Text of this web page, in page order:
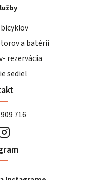
a batérií
rezervácia
sediel
716